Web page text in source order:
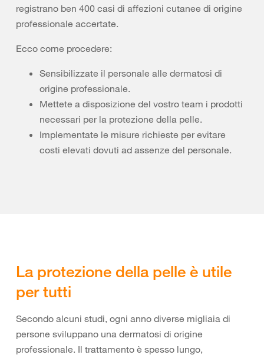
registrano ben 400 casi di affezioni cutanee di origine
professionale accertate.
Ecco come procedere:
Sensibilizzate il personale alle dermatosi di
origine professionale.
Mettete a disposizione del vostro team i prodotti
necessari per la protezione della pelle.
Implementate le misure richieste per evitare
costi elevati dovuti ad assenze del personale.
La protezione della pelle è utile
per tutti
Secondo alcuni studi, ogni anno diverse migliaia di
persone sviluppano una dermatosi di origine
professionale. Il trattamento è spesso lungo,